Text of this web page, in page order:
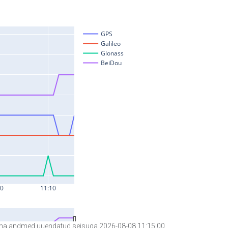
andmed uuendatud seisuga 2026-08-08 11:15:00